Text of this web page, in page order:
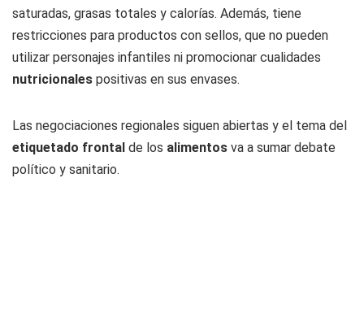
saturadas, grasas totales y calorías. Además, tiene
restricciones para productos con sellos, que no pueden
utilizar personajes infantiles ni promocionar cualidades
nutricionales positivas en sus envases.
Las negociaciones regionales siguen abiertas y el tema del
etiquetado frontal de los alimentos va a sumar debate
político y sanitario.